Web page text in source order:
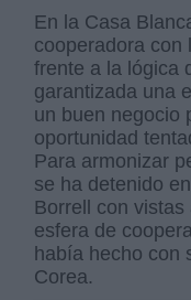
En la Casa
cooperadora con
frente a la lógica
garantizada una
un buen negocio
oportunidad
Para armonizar
se ha detenido
Borrell con
esfera de
había hecho con
Corea.